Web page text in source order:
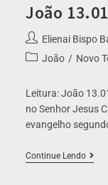
João
Elienai Bispo
João / Novo
Leitura: João
no Senhor Jesus
evangelho
Continue Lendo